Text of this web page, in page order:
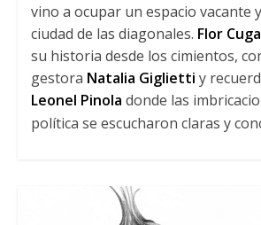
vino a ocupar un espacio vacante
ciudad de las diagonales. Flor
su historia desde los cimientos,
gestora Natalia Giglietti y
Leonel Pinola donde las
política se escucharon claras y